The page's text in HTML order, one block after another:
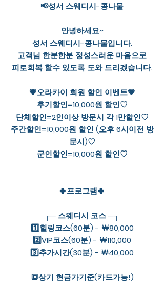
📢성서 스웨디시-콩나물
안녕하세요~
성서 스웨디시-콩나물입니다.
고객님 한분한분 정성스러운 마음으로
피로회복 할수 있도록 도와 드리겠습니다.
💗오라카이 회원 할인 이벤트💗
후기할인=10,000원 할인♡
단체할인=2인이상 방문시 각 1만할인♡
주간할인=10,000원 할인 (오후 6시이전 방
문시)♡
군인할인=10,000원 할인♡
🍀프로그램🍀
┌─ 스웨디시 코스 ─┐
1️⃣힐링코스(60분) - ￦80,000
2️⃣VIP코스(60분) - ￦110,000
3️⃣추가시간(30분) - ￦40,000
🔳상기 현금가기준(카드가능!)